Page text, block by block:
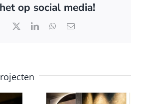
op social media!
Facebook LinkedInWhatsApp
E-